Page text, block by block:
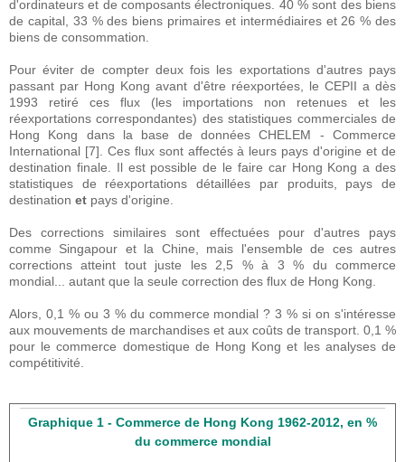
d'ordinateurs et de composants électroniques. 40 % sont des biens
de capital, 33 % des biens primaires et intermédiaires et 26 % des
biens de consommation.
Pour éviter de compter deux fois les exportations d'autres pays
passant par Hong Kong avant d'être réexportées, le CEPII a dès
1993 retiré ces flux (les importations non retenues et les
réexportations correspondantes) des statistiques commerciales de
Hong Kong dans la base de données CHELEM - Commerce
International [7]. Ces flux sont affectés à leurs pays d'origine et de
destination finale. Il est possible de le faire car Hong Kong a des
statistiques de réexportations détaillées par produits, pays de
destination et pays d'origine.
Des corrections similaires sont effectuées pour d'autres pays
comme Singapour et la Chine, mais l'ensemble de ces autres
corrections atteint tout juste les 2,5 % à 3 % du commerce
mondial... autant que la seule correction des flux de Hong Kong.
Alors, 0,1 % ou 3 % du commerce mondial ? 3 % si on s'intéresse
aux mouvements de marchandises et aux coûts de transport. 0,1 %
pour le commerce domestique de Hong Kong et les analyses de
compétitivité.
Graphique 1 - Commerce de Hong Kong 1962-2012, en %
du commerce mondial